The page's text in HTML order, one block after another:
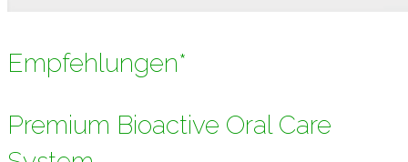
Empfehlungen*
Premium Bioactive Oral Care